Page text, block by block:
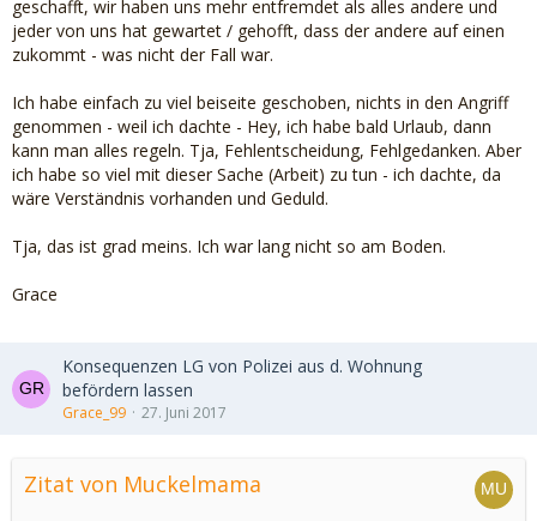
geschafft, wir haben uns mehr entfremdet als alles andere und
jeder von uns hat gewartet / gehofft, dass der andere auf einen
zukommt - was nicht der Fall war.
Ich habe einfach zu viel beiseite geschoben, nichts in den Angriff
genommen - weil ich dachte - Hey, ich habe bald Urlaub, dann
kann man alles regeln. Tja, Fehlentscheidung, Fehlgedanken. Aber
ich habe so viel mit dieser Sache (Arbeit) zu tun - ich dachte, da
wäre Verständnis vorhanden und Geduld.
Tja, das ist grad meins. Ich war lang nicht so am Boden.
Grace
Konsequenzen LG von Polizei aus d. Wohnung
befördern lassen
Grace_99 27. Juni 2017
Zitat von Muckelmama